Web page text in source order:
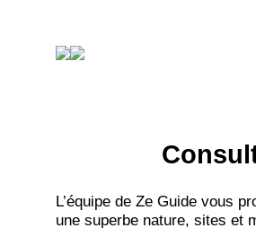
L’équipe de Ze Guide vous
une superbe nature, sites et